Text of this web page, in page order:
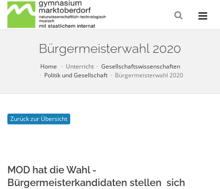
Bürgermeisterwahl 2020
Home Unterricht
Gesellschaftswissenschaften
Politik und Gesellschaft
Bürgermeisterwahl 2020
Zurück zur Übersicht
MOD hat die Wahl -
Bürgermeisterkandidaten stellen sich